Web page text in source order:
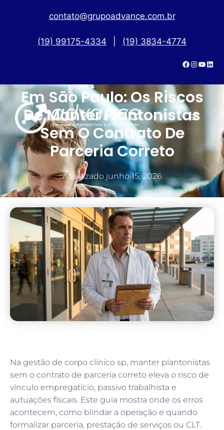
contato@grupoadvance.com.br
(19) 99175-4334 (19) 3834-4774
Contratação De Médicos
Em São Paulo: Os Riscos
De Manter Plantonistas
Sem O Contrato De
Parceria Correto
Atualizado junho 15, 2026
Na gestão de corpo clínico sp, manter plantonistas
sem o contrato de parceria correto eleva o risco de
vínculo empregatício, passivo trabalhista e
autuações fiscais. Este guia mostra onde os erros
acontecem, como blindar a operação e quando
formalizar parceria, prestação de serviços ou CLT.